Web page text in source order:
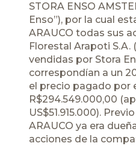
STORA ENSO
Enso”), por la cual
ARAUCO todas sus
Florestal Arapoti S.A.
vendidas por Stora
correspondían a un
el precio pagado por
R$294.549.000,00
US$51.915.000).
ARAUCO ya era
acciones de la